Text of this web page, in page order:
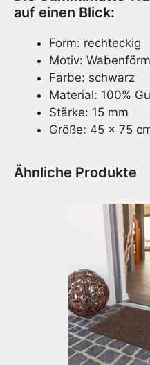
auf einen Blick:
Form: rechteckig
Motiv:
Farbe: schwarz
Material: 100%
Stärke: 15 mm
Größe: 45 x 75
Ähnliche Produkte